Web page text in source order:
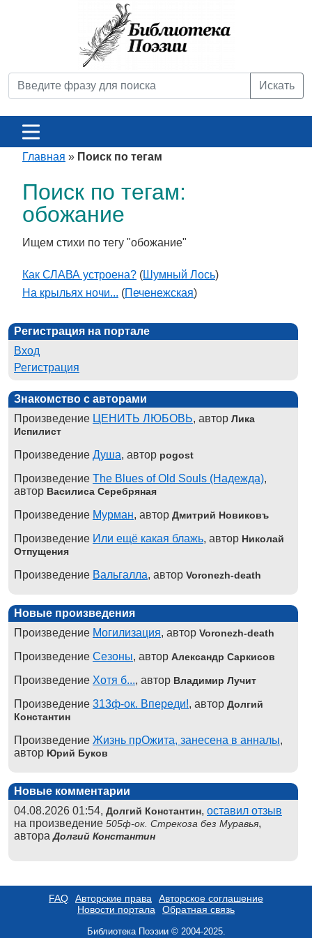
Искать
Главная » Поиск по тегам
Поиск по тегам:
обожание
Ищем стихи по тегу "обожание"
Как СЛАВА устроена? (Шумный Лось)
На крыльях ночи... (Печенежская)
Регистрация на портале
Вход
Регистрация
Знакомство с авторами
Произведение ЦЕНИТЬ ЛЮБОВЬ, автор Лика
Испилист
Произведение Душа, автор pogost
Произведение The Blues of Old Souls (Надежда),
автор Василиса Серебряная
Произведение Мурман, автор Дмитрий Новиковъ
Произведение Или ещё какая блажь, автор Николай
Отпущения
Произведение Вальгалла, автор Voronezh-death
Новые произведения
Произведение Могилизация, автор Voronezh-death
Произведение Сезоны, автор Александр Саркисов
Произведение Хотя б..., автор Владимир Лучит
Произведение 313ф-ок. Впереди!, автор Долгий
Константин
Произведение Жизнь прОжита, занесена в анналы,
автор Юрий Буков
Новые комментарии
04.08.2026 01:54, Долгий Константин, оставил отзыв
на произведение 505ф-ок. Стрекоза без Муравья,
автораДолгий Константин
FAQ Авторские права
Авторское соглашение
Новости портала
Обратная связь
Библиотека Поэзии © 2004-2025.